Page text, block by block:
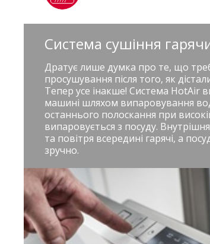
Система сушіння
Дратує лише думка про те, що
просушування після того, як
Тепер усе інакше! Система HotAir
машині шляхом випаровування
останнього полоскання при
випаровується з посуду.
та повітря всередині гарячі, а
зручно.